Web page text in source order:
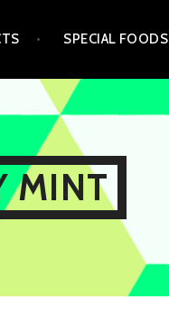
SPECIAL FOODS
MINT